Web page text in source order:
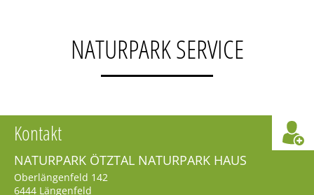
NATURPARK SERVICE
Kontakt
NATURPARK ÖTZTAL NATURPARK HAUS
Oberlängenfeld 142
6444 Längenfeld